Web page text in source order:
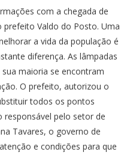
com a chegada de
prefeito Valdo do Posto. Uma
a vida da população é
diferença. As lâmpadas
maioria se encontram
O prefeito, autorizou o
todos os pontos
responsável pelo setor de
Tavares, o governo de
e condições para que